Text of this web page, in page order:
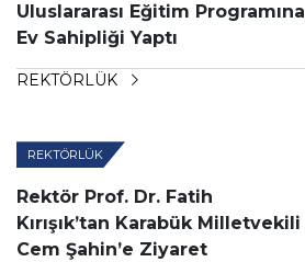
Uluslararası Eğitim Programına
Ev Sahipliği Yaptı
REKTÖRLÜK
REKTÖRLÜK
Rektör Prof. Dr. Fatih
Kırışık’tan Karabük Milletvekili
Cem Şahin’e Ziyaret